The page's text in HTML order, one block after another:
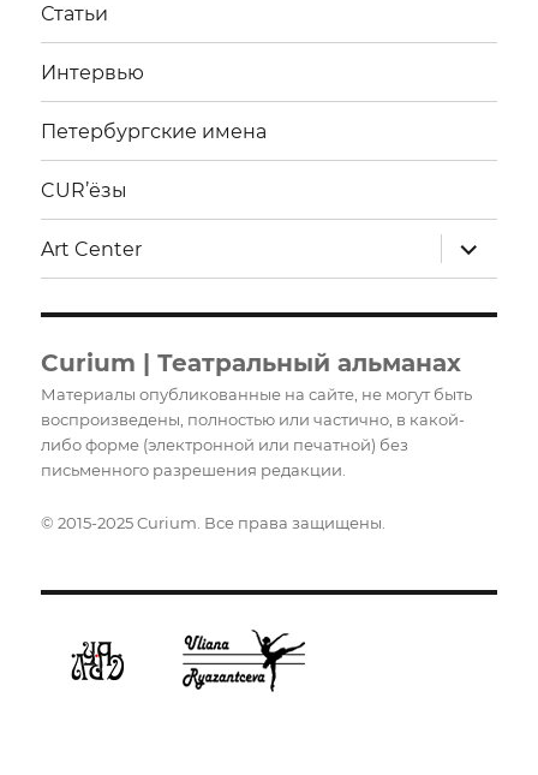
Статьи
Интервью
Петербургские имена
CUR’ёзы
Art Center
меню
Curium | Театральный альманах
Материалы опубликованные на сайте, не могут быть
воспроизведены, полностью или частично, в какой-
либо форме (электронной или печатной) без
письменного разрешения редакции.
© 2015-2025 Curium. Все права защищены.